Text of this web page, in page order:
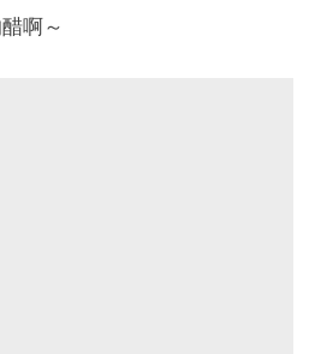
啊～